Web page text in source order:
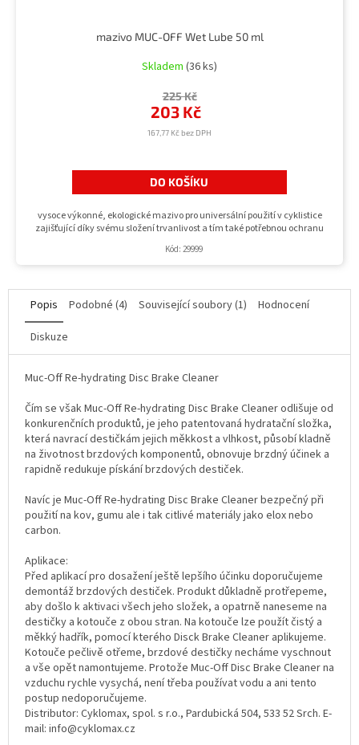
mazivo MUC-OFF Wet Lube 50 ml
Skladem (36 ks)
167,77 Kč bez DPH
203 Kč
225 Kč
DO KOŠÍKU
vysoce výkonné, ekologické mazivo pro universální použití v cyklistice
zajišťující díky svému složení trvanlivost a tím také potřebnou ochranu
Kód: 29999
Popis Podobné (4) Související soubory (1)
Hodnocení
Diskuze
Muc-Off Re-hydrating Disc Brake Cleaner
Čím se však Muc-Off Re-hydrating Disc Brake Cleaner odlišuje od
konkurenčních produktů, je jeho patentovaná hydratační složka,
která navrací destičkám jejich měkkost a vlhkost, působí kladně
na životnost brzdových komponentů, obnovuje brzdný účinek a
rapidně redukuje pískání brzdových destiček.
Navíc je Muc-Off Re-hydrating Disc Brake Cleaner bezpečný při
použití na kov, gumu ale i tak citlivé materiály jako elox nebo
carbon.
Aplikace:
Před aplikací pro dosažení ještě lepšího účinku doporučujeme
demontáž brzdových destiček. Produkt důkladně protřepeme,
aby došlo k aktivaci všech jeho složek, a opatrně naneseme na
destičky a kotouče z obou stran. Na kotouče lze použít čistý a
měkký hadřík, pomocí kterého Disck Brake Cleaner aplikujeme.
Kotouče pečlivě otřeme, brzdové destičky necháme vyschnout
a vše opět namontujeme. Protože Muc-Off Disc Brake Cleaner na
vzduchu rychle vysychá, není třeba používat vodu a ani tento
postup nedoporučujeme.
Distributor: Cyklomax, spol. s r.o., Pardubická 504, 533 52 Srch. E-
mail: info@cyklomax.cz